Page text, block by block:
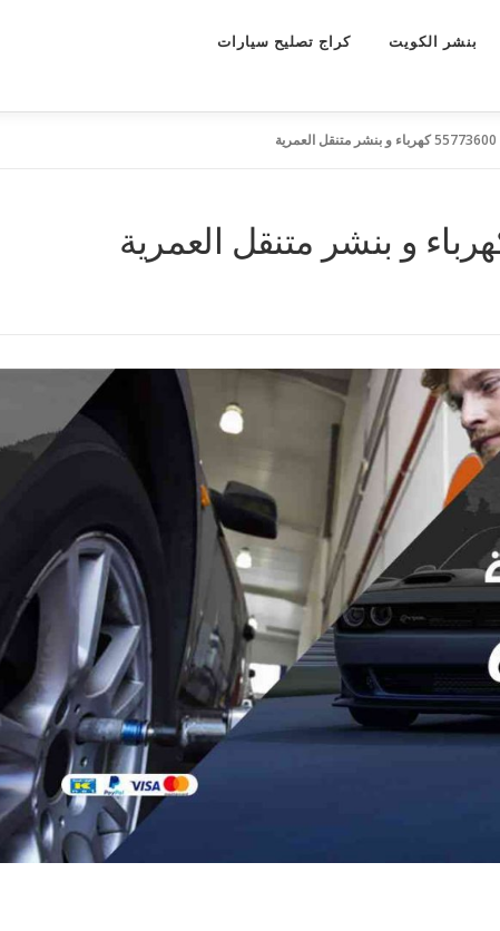
كراج تصليح سيارات بنشر الكويت